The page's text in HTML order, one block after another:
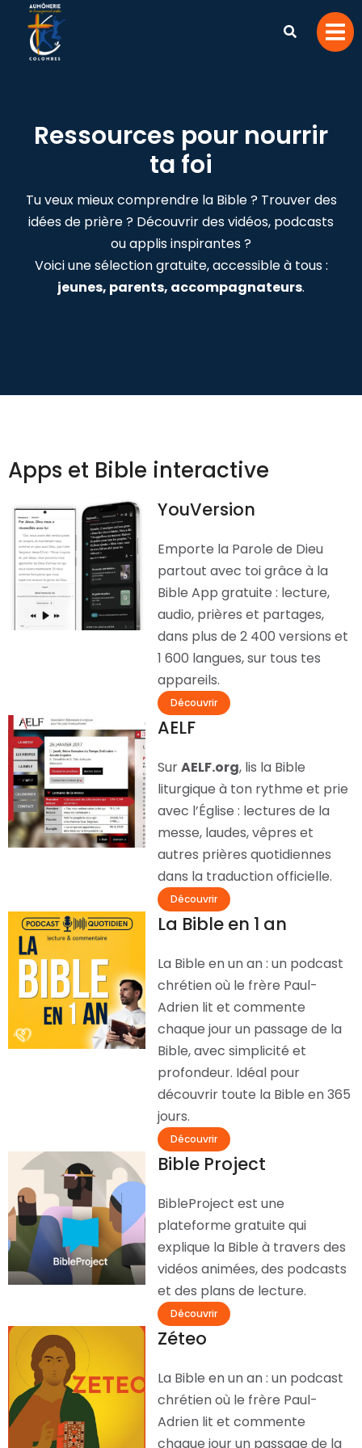
Ressources pour nourrir
ta foi
Tu veux mieux comprendre la Bible ? Trouver des
idées de prière ? Découvrir des vidéos, podcasts
ou applis inspirantes ?
Voici une sélection gratuite, accessible à tous :
jeunes, parents, accompagnateurs.
Apps et Bible interactive
YouVersion
Emporte la Parole de Dieu
partout avec toi grâce à la
Bible App gratuite : lecture,
audio, prières et partages,
dans plus de 2 400 versions et
1 600 langues, sur tous tes
appareils.
Découvrir
AELF
SurAELF.org, lis la Bible
liturgique à ton rythme et prie
avec l’Église : lectures de la
messe, laudes, vêpres et
autres prières quotidiennes
dans la traduction officielle.
Découvrir
La Bible en 1 an
La Bible en un an : un podcast
chrétien où le frère Paul-
Adrien lit et commente
chaque jour un passage de la
Bible, avec simplicité et
profondeur. Idéal pour
découvrir toute la Bible en 365
jours.
Découvrir
Bible Project
BibleProject est une
plateforme gratuite qui
explique la Bible à travers des
vidéos animées, des podcasts
et des plans de lecture.
Découvrir
Zéteo
La Bible en un an : un podcast
chrétien où le frère Paul-
Adrien lit et commente
chaque jour un passage de la